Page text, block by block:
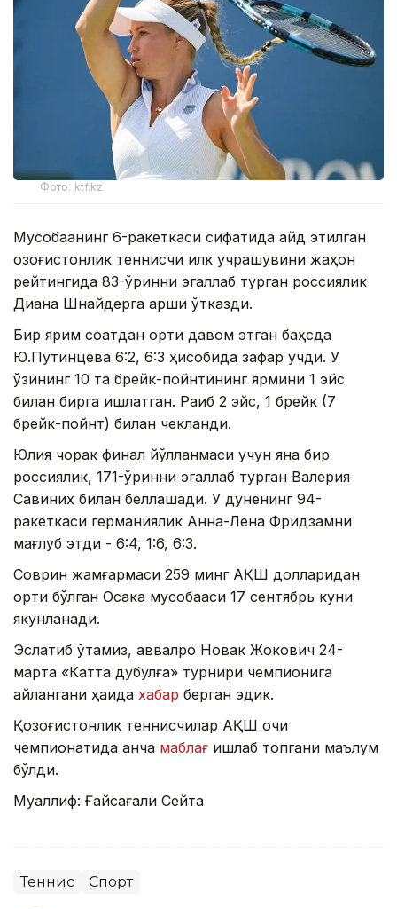
Фото: ktf.kz
Мусобақанинг 6-ракеткаси сифатида қайд этилган
қозоғистонлик теннисчи илк учрашувини жаҳон
рейтингида 83-ўринни эгаллаб турган россиялик
Диана Шнайдерга қарши ўтказди.
Бир ярим соатдан ортиқ давом этган баҳсда
Ю.Путинцева 6:2, 6:3 ҳисобида зафар қучди. У
ўзининг 10 та брейк-пойнтининг ярмини 1 эйс
билан бирга ишлатган. Рақиб 2 эйс, 1 брейк (7
брейк-пойнт) билан чекланди.
Юлия чорак финал йўлланмаси учун яна бир
россиялик, 171-ўринни эгаллаб турган Валерия
Савиних билан беллашади. У дунёнинг 94-
ракеткаси германиялик Анна-Лена Фридзамни
мағлуб этди - 6:4, 1:6, 6:3.
Соврин жамғармаси 259 минг АҚШ долларидан
ортиқ бўлган Осака мусобақаси 17 сентябрь куни
якунланади.
Эслатиб ўтамиз, аввалроқ Новак Жокович 24-
марта «Катта дубулға» турнири чемпионига
айлангани ҳақида хабар берган эдик.
Қозоғистонлик теннисчилар АҚШ очиқ
чемпионатида қанча маблағ ишлаб топгани маълум
бўлди.
Муаллиф: Ғайсағали Сейтақ
Теннис Спорт